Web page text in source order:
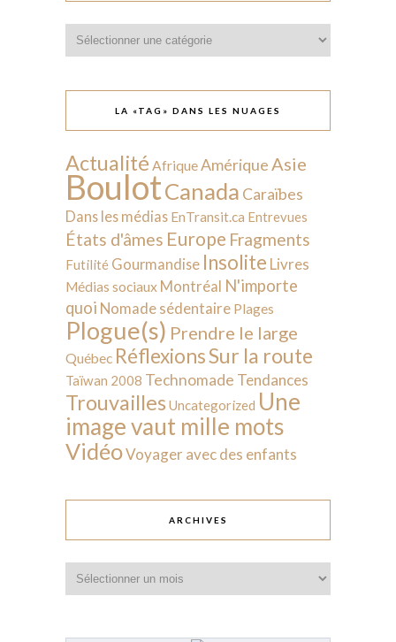
LA «TAG» DANS LES NUAGES
Actualité AfriqueAmériqueAsie
BoulotCanada Caraïbes
Dans les médias EnTransit.ca Entrevues
États d'âmes Europe Fragments
Futilité Gourmandise Insolite Livres
Médias sociaux Montréal N'importe
quoi Nomade sédentaire Plages
Plogue(s) Prendre le large
Québec RéflexionsSur la route
Taïwan 2008 Technomade Tendances
Trouvailles Uncategorized Une
image vaut mille mots
VidéoVoyager avec des enfants
ARCHIVES